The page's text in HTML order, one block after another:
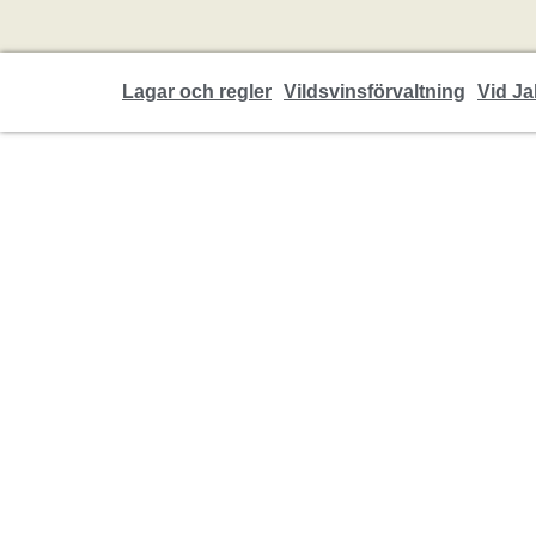
Lagar och regler Vildsvinsförvaltning Vid